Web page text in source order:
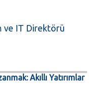
ve IT Direktörü
Akıllı Yatırımlar